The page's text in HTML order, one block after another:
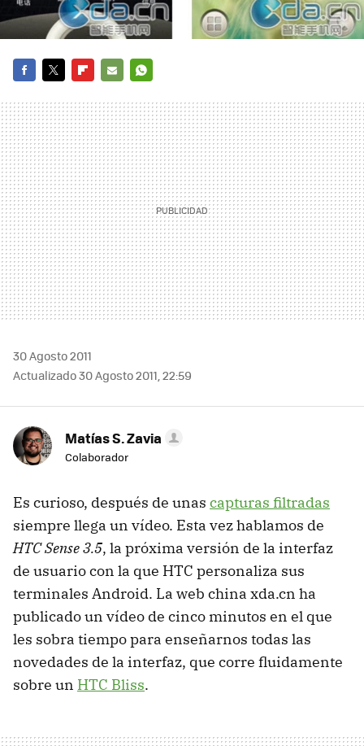
MAIL
30 Agosto 2011
Actualizado 30 Agosto 2011, 22:59
Matías S. Zavia
Colaborador
Es curioso, después de unas capturas filtradas
siempre llega un vídeo. Esta vez hablamos de
HTC Sense 3.5, la próxima versión de la interfaz
de usuario con la que HTC personaliza sus
terminales Android. La web china xda.cn ha
publicado un vídeo de cinco minutos en el que
les sobra tiempo para enseñarnos todas las
novedades de la interfaz, que corre fluidamente
sobre un HTC Bliss.